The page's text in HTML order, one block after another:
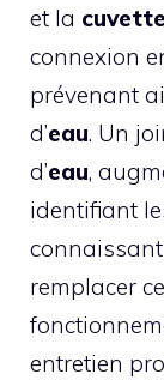
et la cuvette
connexion
prévenant
d’eau. Un
d’eau,
identifiant
remplacer
entretien